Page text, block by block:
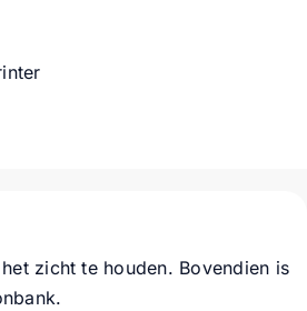
zicht te houden. Bovendien is